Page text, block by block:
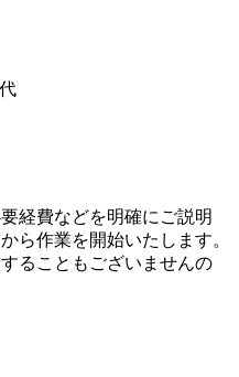
経費などを明確にご説明
ら作業を開始いたします。
ることもございませんの